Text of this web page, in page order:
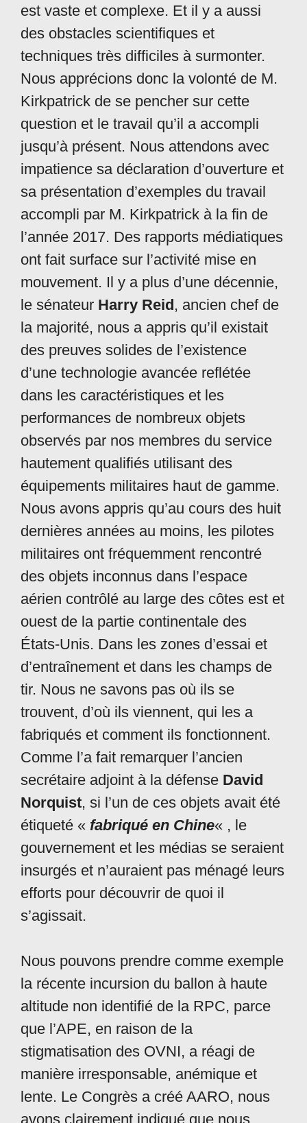
est vaste et complexe. Et il y a aussi
des obstacles scientifiques et
techniques très difficiles à surmonter.
Nous apprécions donc la volonté de M.
Kirkpatrick de se pencher sur cette
question et le travail qu’il a accompli
jusqu’à présent. Nous attendons avec
impatience sa déclaration d’ouverture et
sa présentation d’exemples du travail
accompli par M. Kirkpatrick à la fin de
l’année 2017. Des rapports médiatiques
ont fait surface sur l’activité mise en
mouvement. Il y a plus d’une décennie,
le sénateur Harry Reid , ancien chef de
la majorité, nous a appris qu’il existait
des preuves solides de l’existence
d’une technologie avancée reflétée
dans les caractéristiques et les
performances de nombreux objets
observés par nos membres du service
hautement qualifiés utilisant des
équipements militaires haut de gamme.
Nous avons appris qu’au cours des huit
dernières années au moins, les pilotes
militaires ont fréquemment rencontré
des objets inconnus dans l’espace
aérien contrôlé au large des côtes est et
ouest de la partie continentale des
États-Unis. Dans les zones d’essai et
d’entraînement et dans les champs de
tir. Nous ne savons pas où ils se
trouvent, d’où ils viennent, qui les a
fabriqués et comment ils fonctionnent.
Comme l’a fait remarquer l’ancien
secrétaire adjoint à la défense David
Norquist, si l’un de ces objets avait été
étiqueté « fabriqué en Chine« , le
gouvernement et les médias se seraient
insurgés et n’auraient pas ménagé leurs
efforts pour découvrir de quoi il
s’agissait.
Nous pouvons prendre comme exemple
la récente incursion du ballon à haute
altitude non identifié de la RPC, parce
que l’APE, en raison de la
stigmatisation des OVNI, a réagi de
manière irresponsable, anémique et
lente. Le Congrès a créé AARO, nous
avons clairement indiqué que nous